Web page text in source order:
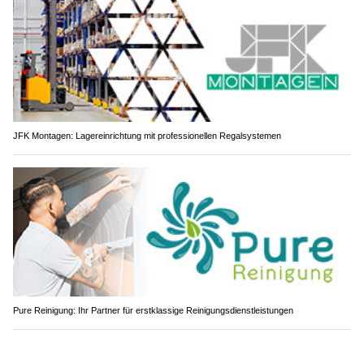
JFK Montagen: Lagereinrichtung mit professionellen Regalsystemen
Pure Reinigung: Ihr Partner für erstklassige Reinigungsdienstleistungen